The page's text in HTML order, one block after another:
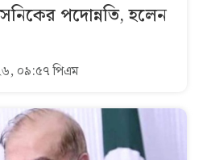
পদোন্নতি, হলেন
০৯:৫৭ পিএম